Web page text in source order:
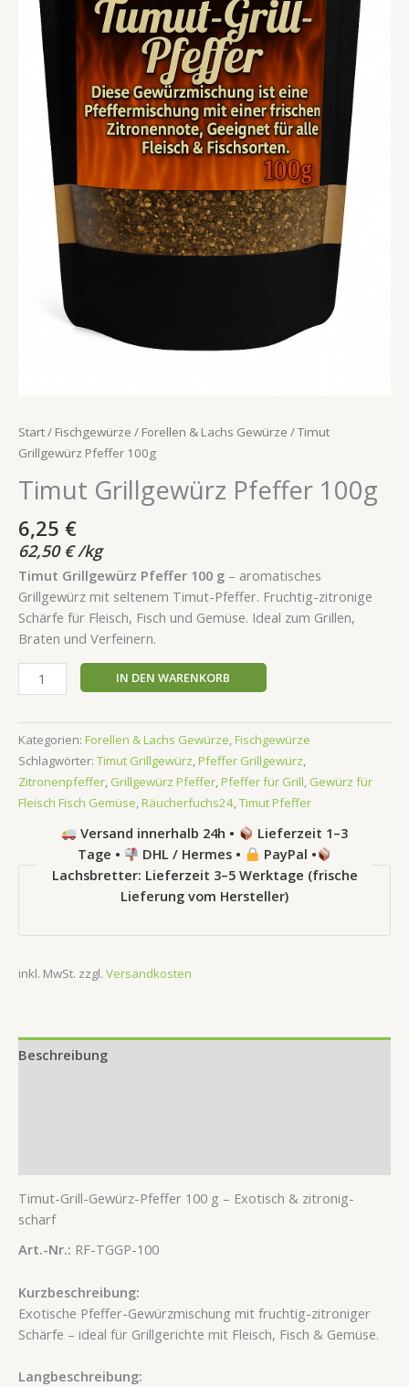
Start/ Fischgewürze / Forellen & Lachs Gewürze / Timut
Grillgewürz Pfeffer 100g
Timut Grillgewürz Pfeffer 100g
6,25 €
62,50€ /kg
Timut Grillgewürz Pfeffer 100 g – aromatisches
Grillgewürz mit seltenem Timut-Pfeffer. Fruchtig-zitronige
Schärfe für Fleisch, Fisch und Gemüse. Ideal zum Grillen,
Braten und Verfeinern.
IN DEN WARENKORB
Kategorien: Forellen & Lachs Gewürze,Fischgewürze
Schlagwörter: Timut Grillgewürz,Pfeffer Grillgewürz,
Zitronenpfeffer, Grillgewürz Pfeffer,Pfeffer für Grill, Gewürz für
Fleisch Fisch Gemüse,Räucherfuchs24,Timut Pfeffer
Versand innerhalb 24h •
Lieferzeit 1–3
Tage •
DHL / Hermes •
PayPal •
Lachsbretter: Lieferzeit 3–5 Werktage (frische
Lieferung vom Hersteller)
inkl. MwSt. zzgl. Versandkosten
Beschreibung
Timut-Grill-Gewürz-Pfeffer 100 g – Exotisch & zitronig-
scharf
Art.-Nr.: RF-TGGP-100
Kurzbeschreibung:
Exotische Pfeffer-Gewürzmischung mit fruchtig-zitroniger
Schärfe – ideal für Grillgerichte mit Fleisch, Fisch & Gemüse.
Langbeschreibung: